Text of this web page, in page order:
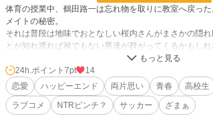
体育の授業中、鶴田路一は忘れ物を取りに教室へ戻っ
メイトの秘密。
それは普段は地味でおとなしい桜内さんがまさかの隠
とが知れ渡れば禄でもない男達が群がってくるかもし
天然な彼女を守るため、その日から路一は桜内さんの
する。
どストレートな青春ラブコメディ。
の予定です。
24h.ポイント 7pt
14
恋愛
ハッピーエンド 両片思い 青春 高校生
ラブコメ
NTRピンチ？ サッカー ざまぁ